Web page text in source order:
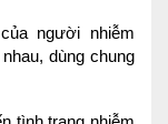
người nhiễm
dùng chung